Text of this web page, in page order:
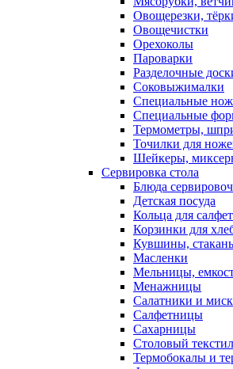
Овощерезки,
Овощечистки
Орехоколы
Пароварки
Разделочные
Соковыжималки
Специальные
Специальные
Термометры,
Точилки для
Шейкеры,
Сервировка стола
Блюда
Детская посуда
Кольца для
Корзинки для
Кувшины,
Масленки
Мельницы,
Менажницы
Салатники и
Салфетницы
Сахарницы
Столовый
Термобокалы и